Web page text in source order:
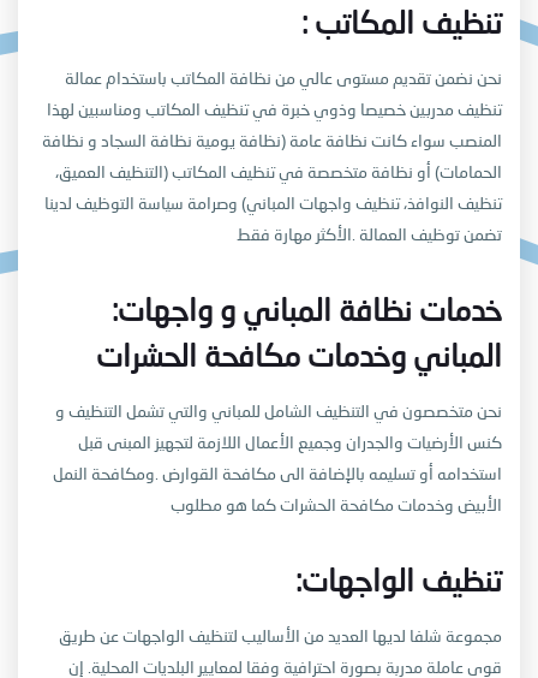
: تنظيف المكاتب
نحن نضمن تقديم مستوى عالي من نظافة المكاتب باستخدام عمالة
تنظيف مدربين خصيصا وذوي خبرة في تنظيف المكاتب ومناسبين لهذا
المنصب سواء كانت نظافة عامة (نظافة يومية نظافة السجاد و نظافة
الحمامات) أو نظافة متخصصة في تنظيف المكاتب (التنظيف العميق،
تنظيف النوافذ، تنظيف واجهات المباني) وصرامة سياسة التوظيف لدينا
تضمن توظيف العمالة .الأكثر مهارة فقط
:خدمات نظافة المباني و واجهات
المباني وخدمات مكافحة الحشرات
نحن متخصصون في التنظيف الشامل للمباني والتي تشمل التنظيف و
كنس الأرضيات والجدران وجميع الأعمال اللازمة لتجهيز المبنى قبل
استخدامه أو تسليمه بالإضافة الى مكافحة القوارض .ومكافحة النمل
الأبيض وخدمات مكافحة الحشرات كما هو مطلوب
:تنظيف الواجهات
مجموعة شلفا لديها العديد من الأساليب لتنظيف الواجهات عن طريق
قوى عاملة مدربة بصورة احترافية وفقا لمعايير البلديات المحلية. إن